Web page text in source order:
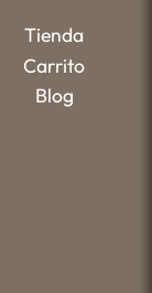
Tienda
Carrito
Blog